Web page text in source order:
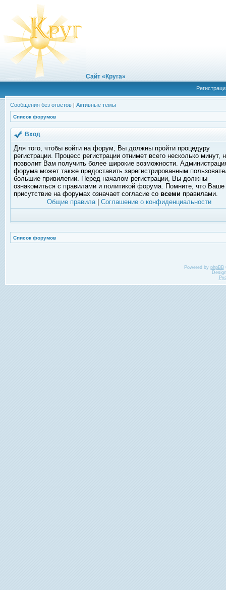
Сайт «Круга»
Сообщения без ответов | Активные темы
Список форумов
Вход
Для того, чтобы войти на форум, Вы должны пройти процедуру
регистрации. Процесс регистрации отнимет всего несколько минут,
позволит Вам получить более широкие возможности.
форума может также предоставить зарегистрированным
большие привилегии. Перед началом регистрации, Вы должны
ознакомиться с правилами и политикой форума. Помните, что Ваше
присутствие на форумах означает согласие со всеми правилами.
Общие правила| Соглашение о конфиденциальности
Список форумов
Powered by phpBB